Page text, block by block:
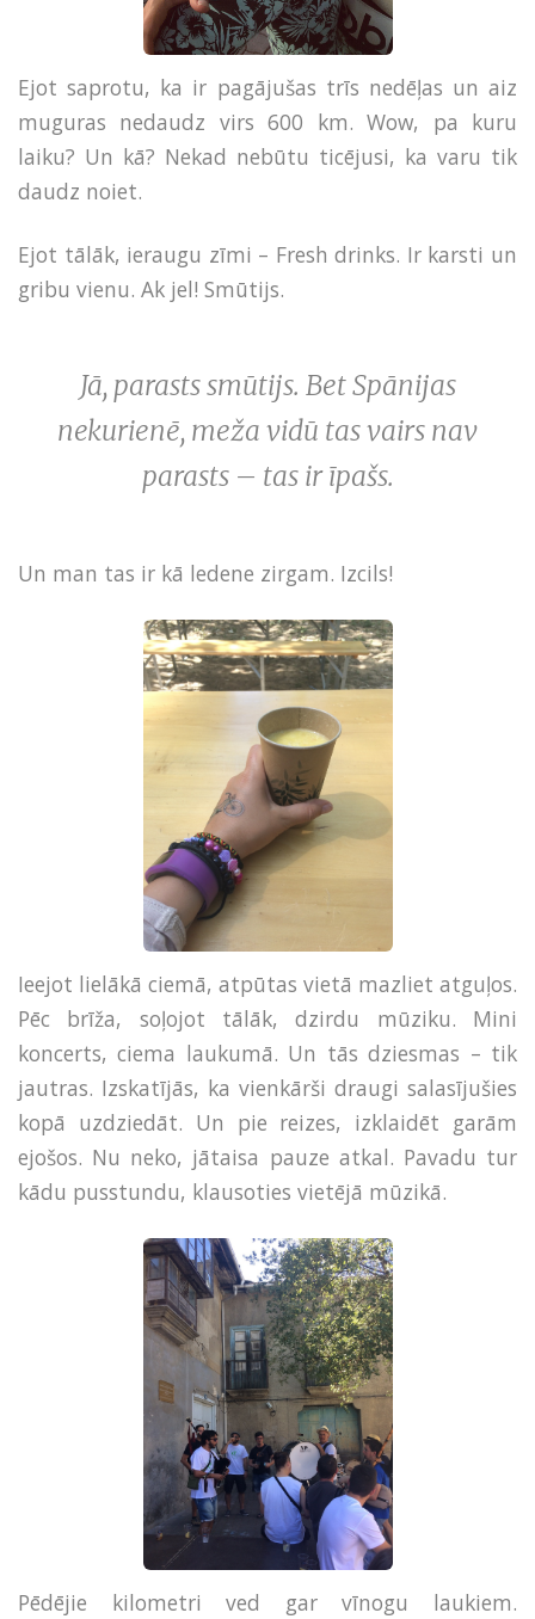
Ejot saprotu, ka ir pagājušas trīs nedēļas un aiz
muguras nedaudz virs 600 km. Wow, pa kuru
laiku? Un kā? Nekad nebūtu ticējusi, ka varu tik
daudz noiet.
Ejot tālāk, ieraugu zīmi – Fresh drinks. Ir karsti un
gribu vienu. Ak jel! Smūtijs.
Jā, parasts smūtijs. Bet Spānijas
nekurienē, meža vidū tas vairs nav
parasts – tas ir īpašs.
Un man tas ir kā ledene zirgam. Izcils!
Ieejot lielākā ciemā, atpūtas vietā mazliet atguļos.
Pēc brīža, soļojot tālāk, dzirdu mūziku. Mini
koncerts, ciema laukumā. Un tās dziesmas – tik
jautras. Izskatījās, ka vienkārši draugi salasījušies
kopā uzdziedāt. Un pie reizes, izklaidēt garām
ejošos. Nu neko, jātaisa pauze atkal. Pavadu tur
kādu pusstundu, klausoties vietējā mūzikā.
Pēdējie kilometri ved gar vīnogu laukiem.